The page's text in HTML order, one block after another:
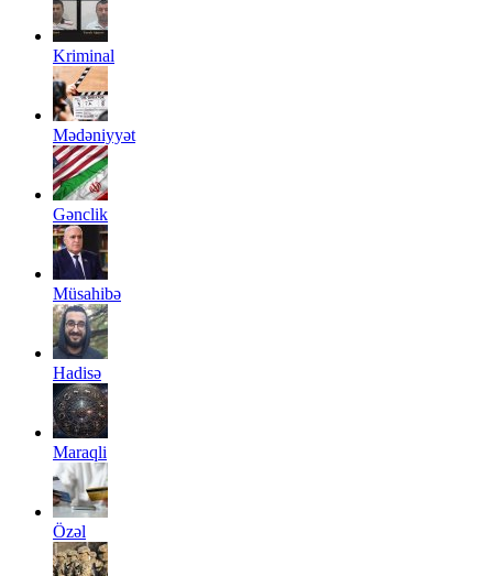
Kriminal
Mədəniyyət
Gənclik
Müsahibə
Hadisə
Maraqli
Özəl